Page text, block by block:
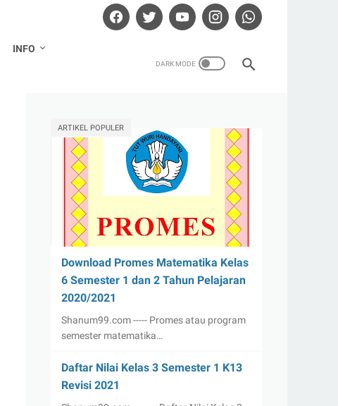
INFO
ARTIKEL POPULER
Download Promes Matematika Kelas
6 Semester 1 dan 2 Tahun Pelajaran
2020/2021
Shanum99.com ----- Promes atau program
semester matematika…
Daftar Nilai Kelas 3 Semester 1 K13
Revisi 2021